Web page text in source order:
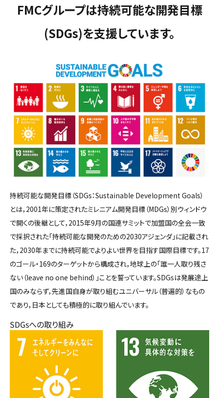
FMCグループは持続可能な開発目標
(SDGs)を支援しています。
持続可能な開発目標（SDGs：Sustainable Development Goals）
とは，2001年に策定されたミレニアム開発目標（MDGs）別ウィンドウ
で開くの後継として，2015年9月の国連サミットで加盟国の全会一致
で採択された「持続可能な開発のための2030アジェンダ」に記載され
た，2030年までに持続可能でよりよい世界を目指す国際目標です。17
のゴール・169のターゲットから構成され，地球上の「誰一人取り残さ
ない（leave no one behind）」ことを誓っています。SDGsは発展途上
国のみならず，先進国自身が取り組むユニバーサル（普遍的）なもの
であり，日本としても積極的に取り組んでいます。
SDGsへの取り組み